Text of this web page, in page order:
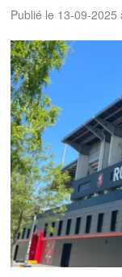
Publié le 13-09-2025